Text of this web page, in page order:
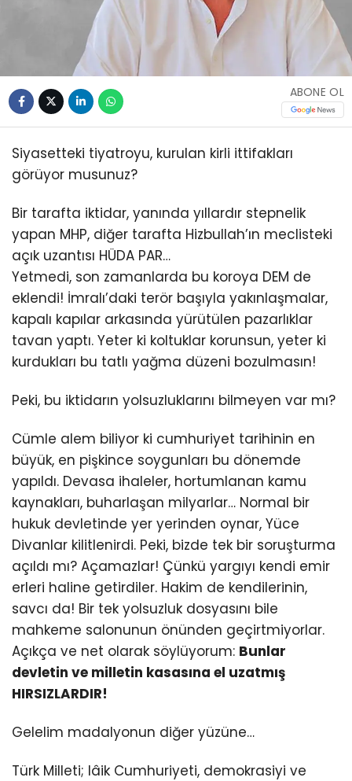
ABONE OL
Siyasetteki tiyatroyu, kurulan kirli ittifakları
görüyor musunuz?
Bir tarafta iktidar, yanında yıllardır stepnelik
yapan MHP, diğer tarafta Hizbullah’ın meclisteki
açık uzantısı HÜDA PAR…
Yetmedi, son zamanlarda bu koroya DEM de
eklendi! İmralı’daki terör başıyla yakınlaşmalar,
kapalı kapılar arkasında yürütülen pazarlıklar
tavan yaptı. Yeter ki koltuklar korunsun, yeter ki
kurdukları bu tatlı yağma düzeni bozulmasın!
Peki, bu iktidarın yolsuzluklarını bilmeyen var mı?
Cümle alem biliyor ki cumhuriyet tarihinin en
büyük, en pişkince soygunları bu dönemde
yapıldı. Devasa ihaleler, hortumlanan kamu
kaynakları, buharlaşan milyarlar… Normal bir
hukuk devletinde yer yerinden oynar, Yüce
Divanlar kilitlenirdi. Peki, bizde tek bir soruşturma
açıldı mı? Açamazlar! Çünkü yargıyı kendi emir
erleri haline getirdiler. Hakim de kendilerinin,
savcı da! Bir tek yolsuzluk dosyasını bile
mahkeme salonunun önünden geçirtmiyorlar.
Açıkça ve net olarak söylüyorum: Bunlar
devletin ve milletin kasasına el uzatmış
HIRSIZLARDIR!
Gelelim madalyonun diğer yüzüne…
Türk Milleti; lâik Cumhuriyeti, demokrasiyi ve